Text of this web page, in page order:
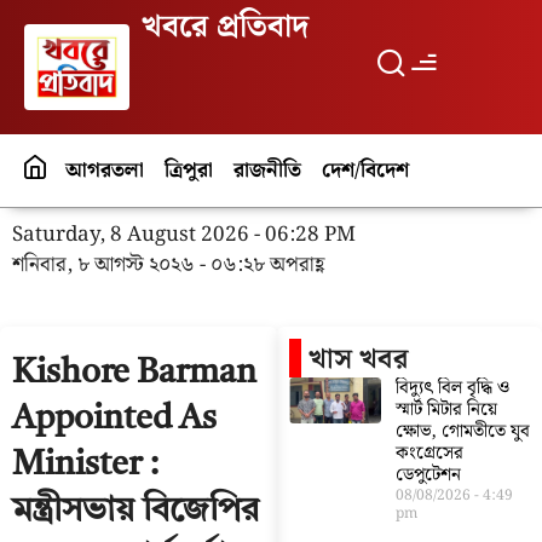
খবরে প্রতিবাদ
আগরতলা ত্রিপুরা রাজনীতি দেশ/বিদেশ
Saturday, 8 August 2026 - 06:28 PM
শনিবার, ৮ আগস্ট ২০২৬ - ০৬:২৮ অপরাহ্ণ
Kishore Barman
Appointed As
Minister :
মন্ত্রীসভায় বিজেপির
খাস খবর
বিদ্যুৎ বিল বৃদ্ধি ও
স্মার্ট মিটার নিয়ে
ক্ষোভ, গোমতীতে যুব
কংগ্রেসের
ডেপুটেশন
08/08/2026 4:49
pm